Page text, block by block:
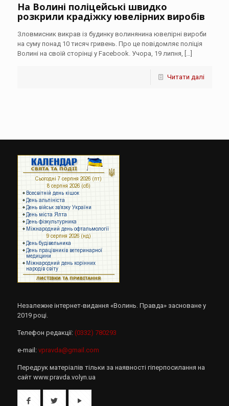
На Волині поліцейські швидко
розкрили крадіжку ювелірних виробів
Зловмисник викрав із будинку волинянина ювелірні вироби
на суму понад 10 тисяч гривень. Про це повідомляє поліція
Волині на своїй сторінці у Facebook. Учора, 19 липня, […]
Читати далі
Незалежне інтернет-видання «Волинь. Правда» засноване у
2019 році.
Телефон редакції: (0332) 780293
e-mail: vpravda@gmail.com
Передрук матеріалів тільки за наявності гіперпосилання на
сайт www.pravda.volyn.ua